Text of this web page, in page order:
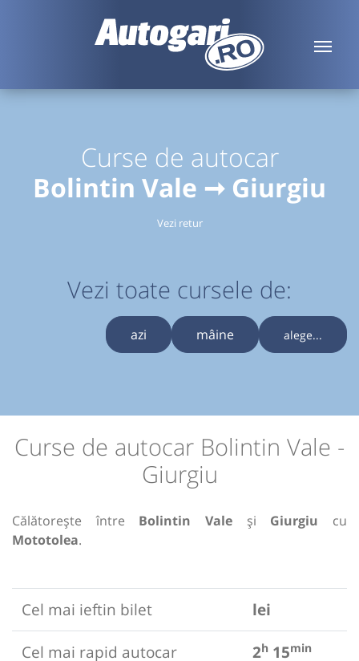
Curse de autocar
Bolintin Vale ➞ Giurgiu
Vezi retur
Vezi toate cursele de:
azi mâine alege...
Curse de autocar Bolintin Vale -
Giurgiu
Călătorește între Bolintin Vale și Giurgiu cu
Mototolea.
Cel mai ieftin bilet
lei
Cel mai rapid autocar
2h 15min